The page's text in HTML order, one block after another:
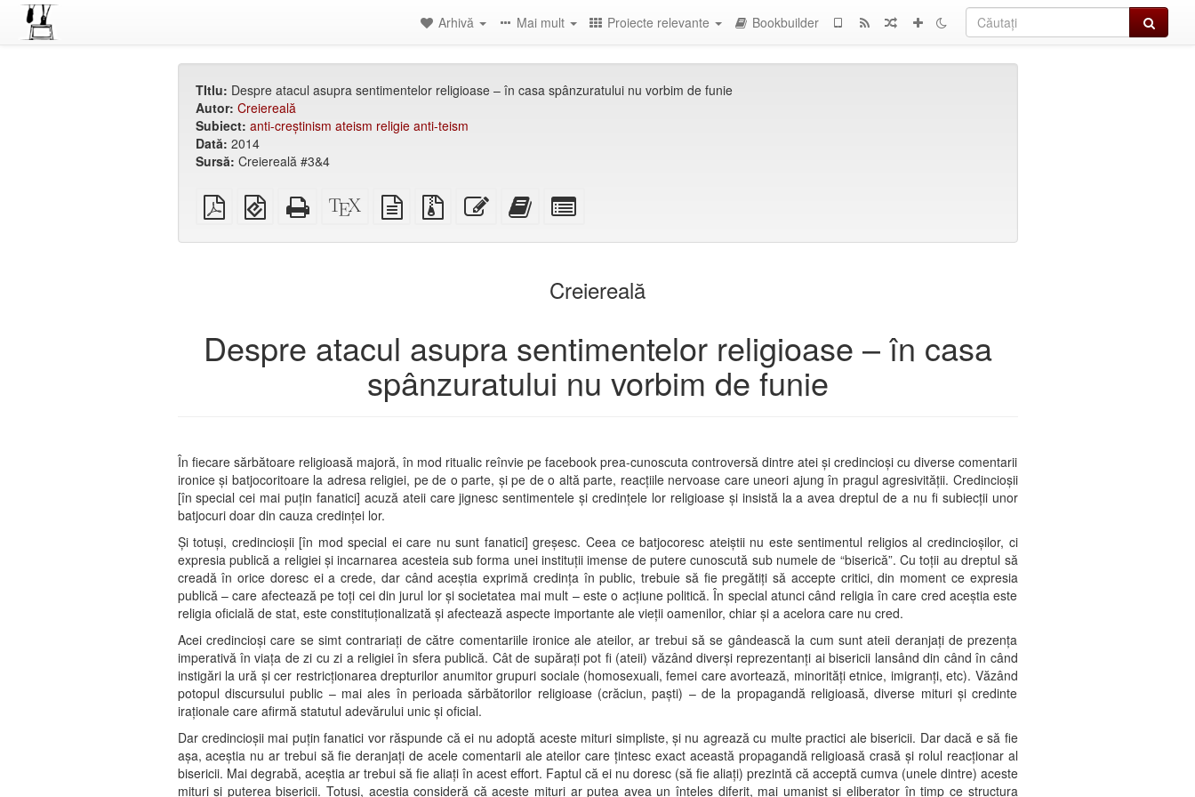
Căutați
Arhivă Mai mult Proiecte relevante Bookbuilder
TItlu: Despre atacul asupra sentimentelor religioase – în casa spânzuratului nu vorbim de funie
Autor: Creiereală
Subiect: anti-creștinism ateism religie anti-teism
Dată: 2014
Sursă: Creiereală #3&4
PDF
simplu
EPUB
(pentru
HTML
XeLaTeX
source
plain
text
Fișiere
din
Editează
acest
Adăugați
acest
Creiereală
Despre atacul asupra sentimentelor religioase – în casa
spânzuratului nu vorbim de funie
În fiecare sărbătoare religioasă majoră, în mod ritualic reînvie pe facebook prea-cunoscuta controversă dintre atei şi credincioşi cu diverse comentarii
ironice şi batjocoritoare la adresa religiei, pe de o parte, şi pe de o altă parte, reacţiile nervoase care uneori ajung în pragul agresivităţii. Credincioşii
[în special cei mai puţin fanatici] acuză ateii care jignesc sentimentele şi credinţele lor religioase şi insistă la a avea dreptul de a nu fi subiecţii unor
batjocuri doar din cauza credinţei lor.
Şi totuşi, credincioşii [în mod special ei care nu sunt fanatici] greşesc. Ceea ce batjocoresc ateiştii nu este sentimentul religios al credincioşilor, ci
expresia publică a religiei şi incarnarea acesteia sub forma unei instituţii imense de putere cunoscută sub numele de “biserică”. Cu toţii au dreptul să
creadă în orice doresc ei a crede, dar când aceştia exprimă credinţa în public, trebuie să fie pregătiţi să accepte critici, din moment ce expresia
publică – care afectează pe toţi cei din jurul lor şi societatea mai mult – este o acţiune politică. În special atunci când religia în care cred aceştia este
religia oficială de stat, este constituţionalizată şi afectează aspecte importante ale vieţii oamenilor, chiar şi a acelora care nu cred.
Acei credincioşi care se simt contrariaţi de către comentariile ironice ale ateilor, ar trebui să se gândească la cum sunt ateii deranjaţi de prezenţa
imperativă în viaţa de zi cu zi a religiei în sfera publică. Cât de supăraţi pot fi (ateii) văzând diverşi reprezentanţi ai bisericii lansând din când în când
instigări la ură şi cer restricţionarea drepturilor anumitor grupuri sociale (homosexuali, femei care avortează, minorităţi etnice, imigranţi, etc). Văzând
potopul discursului public – mai ales în perioada sărbătorilor religioase (crăciun, paşti) – de la propagandă religioasă, diverse mituri şi credinte
iraţionale care afirmă statutul adevărului unic şi oficial.
Dar credincioşii mai puţin fanatici vor răspunde că ei nu adoptă aceste mituri simpliste, şi nu agrează cu multe practici ale bisericii. Dar dacă e să fie
aşa, aceştia nu ar trebui să fie deranjaţi de acele comentarii ale ateilor care ţintesc exact această propagandă religioasă crasă şi rolul reacţionar al
bisericii. Mai degrabă, aceştia ar trebui să fie aliaţi în acest effort. Faptul că ei nu doresc (să fie aliaţi) prezintă că acceptă cumva (unele dintre) aceste
mituri şi puterea bisericii. Totuşi, aceştia consideră că aceste mituri ar putea avea un înţeles diferit, mai umanist şi eliberator în timp ce structura